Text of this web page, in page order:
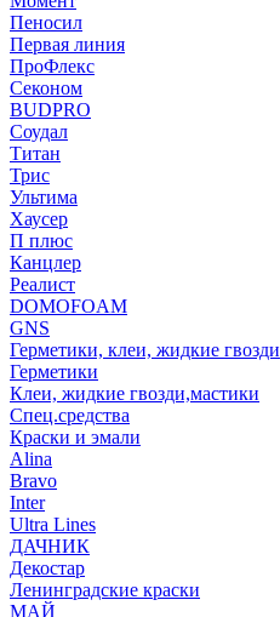
Пеносил
Первая линия
ПроФлекс
Секоном
BUDPRO
Соудал
Титан
Трис
Ультима
Хаусер
П плюс
Канцлер
Реалист
DOMOFOAM
GNS
Герметики, клеи, жидкие гвозди
Герметики
Клеи, жидкие гвозди,мастики
Спец.средства
Краски и эмали
Alina
Bravo
Inter
Ultra Lines
ДАЧНИК
Декостар
Ленинградские краски
МАЙ